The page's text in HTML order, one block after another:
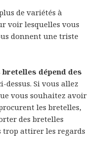
de variétés à
voir lesquelles vous
donnent une triste
dépend des
dessus. Si vous allez
vous souhaitez avoir
les bretelles,
des bretelles
trop attirer les regards